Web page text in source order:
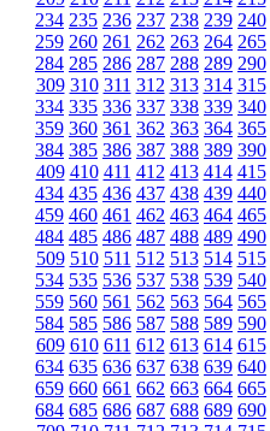
234 235 236 237 238 239 240
259 260 261 262 263 264 265
284 285 286 287 288 289 290
309 310 311 312 313 314 315
334 335 336 337 338 339 340
359 360 361 362 363 364 365
384 385 386 387 388 389 390
409 410 411 412 413 414 415
434 435 436 437 438 439 440
459 460 461 462 463 464 465
484 485 486 487 488 489 490
509 510 511 512 513 514 515
534 535 536 537 538 539 540
559 560 561 562 563 564 565
584 585 586 587 588 589 590
609 610 611 612 613 614 615
634 635 636 637 638 639 640
659 660 661 662 663 664 665
684 685 686 687 688 689 690